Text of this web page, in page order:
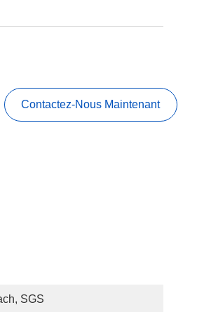
Contactez-Nous Maintenant
SGS